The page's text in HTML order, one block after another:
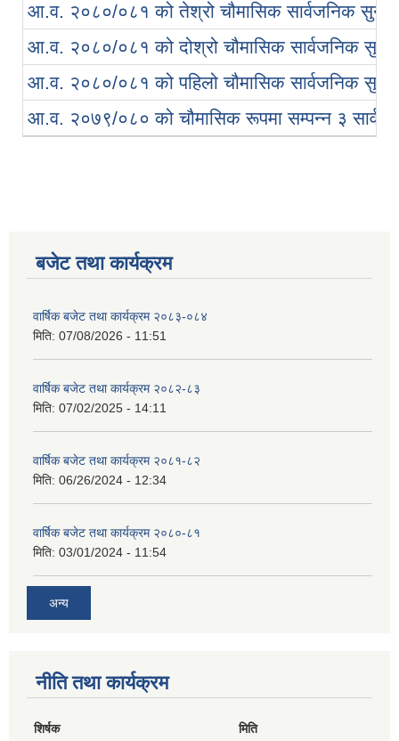
आ.व. २०८०/०८१ को तेश्रो चौमासिक सार्वजनिक
आ.व. २०८०/०८१ को दोश्रो चौमासिक सार्वजनिक
आ.व. २०८०/०८१ को पहिलो चौमासिक सार्वजनिक
आ.व. २०७९/०८० को चौमासिक रूपमा सम्पन्न ३
बजेट तथा कार्यक्रम
वार्षिक बजेट तथा कार्यक्रम २०८३-०८४
मिति: 07/08/2026 - 11:51
वार्षिक बजेट तथा कार्यक्रम २०८२-८३
मिति: 07/02/2025 - 14:11
वार्षिक बजेट तथा कार्यक्रम २०८१-८२
मिति: 06/26/2024 - 12:34
वार्षिक बजेट तथा कार्यक्रम २०८०-८१
मिति: 03/01/2024 - 11:54
अन्य
नीति तथा कार्यक्रम
शिर्षक मिति